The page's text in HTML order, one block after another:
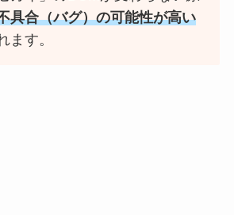
具合（バグ）の可能性が高い
ます。